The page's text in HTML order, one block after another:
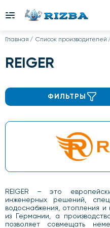
Главная Список производителей
REIGER
ФИЛЬТРЫ
REIGER – это
инженерных решений,
водоснабжения, отопления
из Германии, а
позволяет совмещать